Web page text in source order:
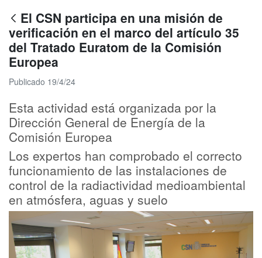
El CSN participa en una misión de
verificación en el marco del artículo 35
del Tratado Euratom de la Comisión
Europea
Publicado 19/4/24
Esta actividad está organizada por la
Dirección General de Energía de la
Comisión Europea
Los expertos han comprobado el correcto
funcionamiento de las instalaciones de
control de la radiactividad medioambiental
en atmósfera, aguas y suelo